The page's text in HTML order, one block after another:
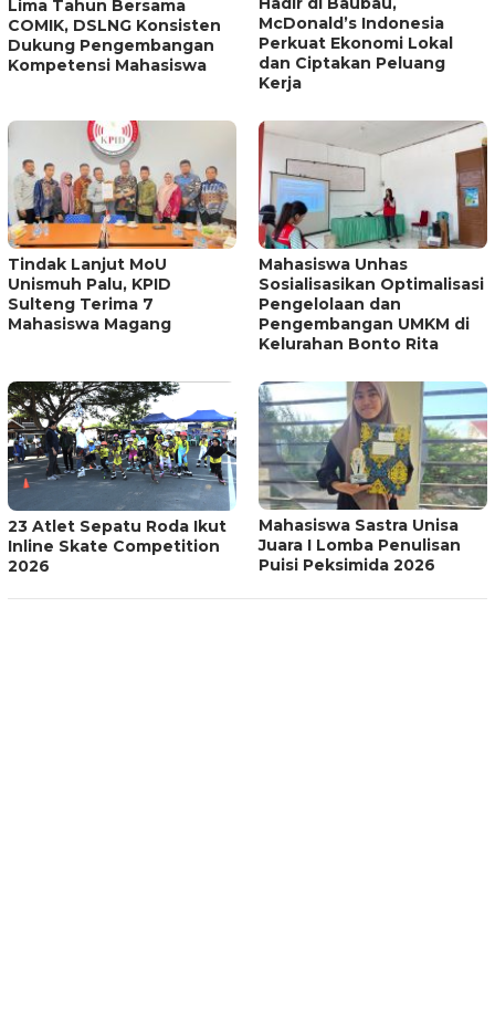
Lima Tahun Bersama
COMIK, DSLNG Konsisten
Dukung Pengembangan
Kompetensi Mahasiswa
McDonald’s Indonesia
Perkuat Ekonomi Lokal
dan Ciptakan Peluang
Kerja
Tindak Lanjut MoU
Unismuh Palu, KPID
Sulteng Terima 7
Mahasiswa Magang
Mahasiswa Unhas
Sosialisasikan Optimalisasi
Pengelolaan dan
Pengembangan UMKM di
Kelurahan Bonto Rita
23 Atlet Sepatu Roda Ikut
Inline Skate Competition
2026
Mahasiswa Sastra Unisa
Juara I Lomba Penulisan
Puisi Peksimida 2026